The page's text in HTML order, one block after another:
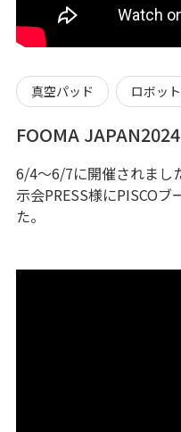
真空パッド ロボッ
FOOMA
6/4～6/7に開催されまし
示会PRESS様にPISCO
た。